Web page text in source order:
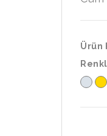
Ürün